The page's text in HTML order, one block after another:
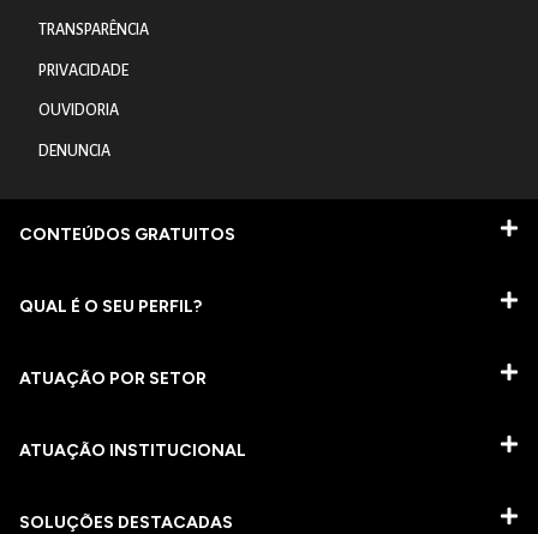
TRANSPARÊNCIA
PRIVACIDADE
OUVIDORIA
DENUNCIA
CONTEÚDOS GRATUITOS
QUAL É O SEU PERFIL?
ATUAÇÃO POR SETOR
ATUAÇÃO INSTITUCIONAL
SOLUÇÕES DESTACADAS